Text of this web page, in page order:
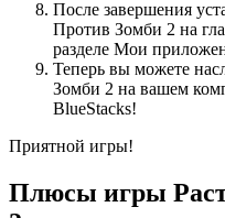
После завершения
Против Зомби 2 на
разделе Мои
Теперь вы можете
Зомби 2 на вашем
BlueStacks!
Приятной игры!
Плюсы игры